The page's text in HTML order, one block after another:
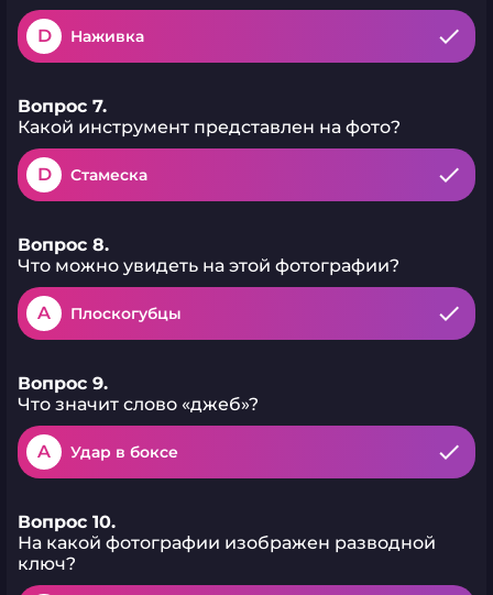
D Наживка
Вопрос 7.
Какой инструмент представлен на фото?
D Стамеска
Вопрос 8.
Что можно увидеть на этой фотографии?
A Плоскогубцы
Вопрос 9.
Что значит слово «джеб»?
A Удар в боксе
Вопрос 10.
На какой фотографии изображен разводной
ключ?